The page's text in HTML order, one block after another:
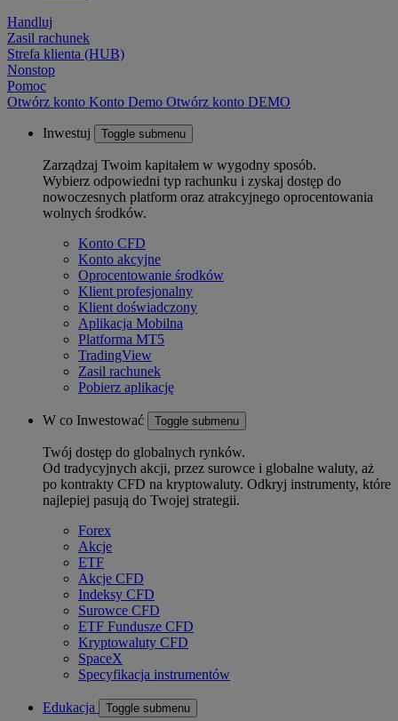
Handluj
Zasil rachunek
Strefa klienta (HUB)
Nonstop
Pomoc
Otwórz konto Konto Demo Otwórz konto DEMO
Inwestuj Toggle submenu
Zarządzaj Twoim kapitałem w wygodny sposób.
Wybierz odpowiedni typ rachunku i zyskaj dostęp do
nowoczesnych platform oraz atrakcyjnego oprocentowania
wolnych środków.
Konto CFD
Konto akcyjne
Oprocentowanie środków
Klient profesjonalny
Klient doświadczony
Aplikacja Mobilna
Platforma MT5
TradingView
Zasil rachunek
Pobierz aplikację
W co Inwestować Toggle submenu
Twój dostęp do globalnych rynków.
Od tradycyjnych akcji, przez surowce i globalne waluty, aż
po kontrakty CFD na kryptowaluty. Odkryj instrumenty, które
najlepiej pasują do Twojej strategii.
Forex
Akcje
ETF
Akcje CFD
Indeksy CFD
Surowce CFD
ETF Fundusze CFD
Kryptowaluty CFD
SpaceX
Specyfikacja instrumentów
Edukacja Toggle submenu